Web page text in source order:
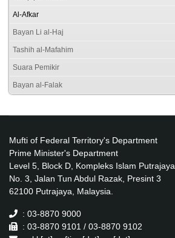
Al-Afkar
Bayan Li al-Haj
Tashih al-Mafahim
Suara Pemikir
Bayan al-Falak
Mufti of Federal Territory's Department
Prime Minister's Department
Level 5, Block D, Kompleks Islam Putrajaya
No. 3, Jalan Tun Abdul Razak, Presint 3
62100 Putrajaya, Malaysia.
: 03-8870 9000
: 03-8870 9101 / 03-8870 9102